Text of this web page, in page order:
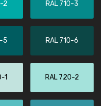
2 RAL 710-3
5 RAL 710-6
1 RAL 720-2